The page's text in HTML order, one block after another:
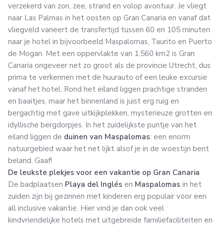
verzekerd van zon, zee, strand en volop avontuur. Je vliegt
naar Las Palmas in het oosten op Gran Canaria en vanaf dat
vliegveld varieert de transfertijd tussen 60 en 105 minuten
naar je hotel in bijvoorbeeld Maspalomas, Taurito en Puerto
de Mogan. Met een oppervlakte van 1.560 km2 is Gran
Canaria ongeveer net zo groot als de provincie Utrecht, dus
prima te verkennen met de huurauto of een leuke excursie
vanaf het hotel. Rond het eiland liggen prachtige stranden
en baaitjes, maar het binnenland is juist erg ruig en
bergachtig met gave uitkijkplekken, mysterieuze grotten en
idyllische bergdorpjes. In het zuidelijkste puntje van het
eiland liggen de duinen van Maspalomas: een enorm
natuurgebied waar het net lijkt alsof je in de woestijn bent
beland. Gaaf!
De leukste plekjes voor een vakantie op Gran Canaria
De badplaatsen Playa del Inglés en Maspalomas in het
zuiden zijn bij gezinnen met kinderen erg populair voor een
all inclusive vakantie. Hier vind je dan ook veel
kindvriendelijke hotels met uitgebreide familiefaciliteiten en